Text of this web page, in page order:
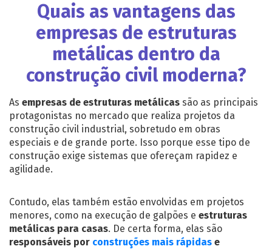
Quais as vantagens das
empresas de estruturas
metálicas dentro da
construção civil moderna?
As empresas de estruturas metálicas são as principais
protagonistas no mercado que realiza projetos da
construção civil industrial, sobretudo em obras
especiais e de grande porte. Isso porque esse tipo de
construção exige sistemas que ofereçam rapidez e
agilidade.
Contudo, elas também estão envolvidas em projetos
menores, como na execução de galpões e estruturas
metálicas para casas. De certa forma, elas são
responsáveis por construções mais rápidas e